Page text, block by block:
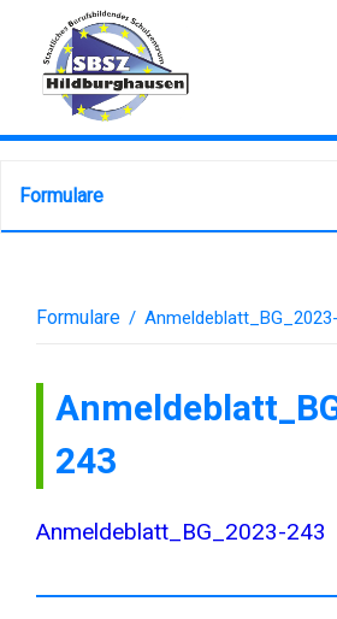
Formulare
Formulare /
243
Anmeldeblatt_BG_2023-243